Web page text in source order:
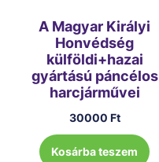
A Magyar Királyi
Honvédség
külföldi+hazai
gyártású páncélos
harcjárművei
30000 Ft
Kosárba teszem